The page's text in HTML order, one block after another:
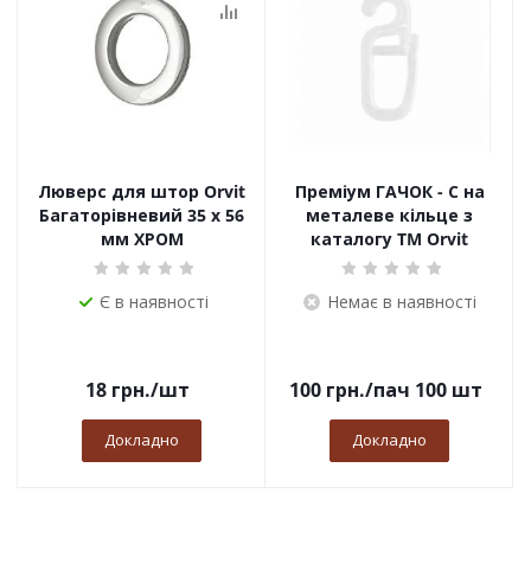
Люверс для штор Orvit
Багаторівневий 35 х 56
мм ХРОМ
Є в наявності
18 грн./шт
Докладно
Преміум ГАЧОК - С на
металеве кільце з
каталогу TM Orvit
Немає в наявності
100грн./пач 100 шт
Докладно